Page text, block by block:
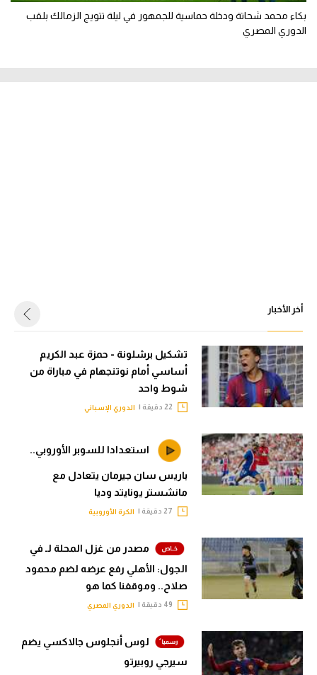
بكاء محمد شحاتة ودخلة حماسية للجمهور في ليلة تتويج الزمالك بلقب
الدوري المصري
أخر الأخبار
تشكيل برشلونة - حمزة عبد الكريم
أساسي أمام نوتنجهام في مباراة من
شوط واحد
الدوري الإسباني
استعدادا للسوبر الأوروبي..
باريس سان جيرمان يتعادل مع
مانشستر يونايتد وديا
الكرة الأوروبية
مصدر من غزل المحلة لـ في
الجول: الأهلي رفع عرضه لضم محمود
صلاح.. وموقفنا كما هو
الدوري المصري
لوس أنجلوس جالاكسي يضم
سيرجي روبيرتو